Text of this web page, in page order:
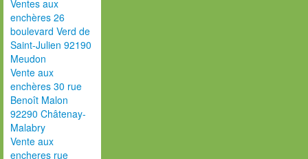
Ventes aux
enchères 26
boulevard Verd de
Saint-Julien 92190
Meudon
Vente aux
enchères 30 rue
Benoît Malon
92290 Châtenay-
Malabry
Vente aux
encheres rue